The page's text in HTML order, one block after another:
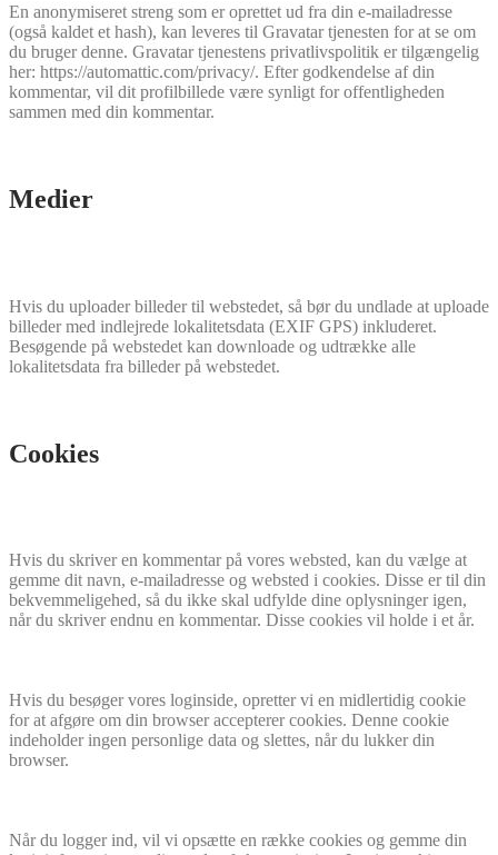
En anonymiseret streng som er oprettet ud fra din e-mailadresse
(også kaldet et hash), kan leveres til Gravatar tjenesten for at se om
du bruger denne. Gravatar tjenestens privatlivspolitik er tilgængelig
her: https://automattic.com/privacy/. Efter godkendelse af din
kommentar, vil dit profilbillede være synligt for offentligheden
sammen med din kommentar.
Medier
Hvis du uploader billeder til webstedet, så bør du undlade at uploade
billeder med indlejrede lokalitetsdata (EXIF GPS) inkluderet.
Besøgende på webstedet kan downloade og udtrække alle
lokalitetsdata fra billeder på webstedet.
Cookies
Hvis du skriver en kommentar på vores websted, kan du vælge at
gemme dit navn, e-mailadresse og websted i cookies. Disse er til din
bekvemmeligehed, så du ikke skal udfylde dine oplysninger igen,
når du skriver endnu en kommentar. Disse cookies vil holde i et år.
Hvis du besøger vores loginside, opretter vi en midlertidig cookie
for at afgøre om din browser accepterer cookies. Denne cookie
indeholder ingen personlige data og slettes, når du lukker din
browser.
Når du logger ind, vil vi opsætte en række cookies og gemme din